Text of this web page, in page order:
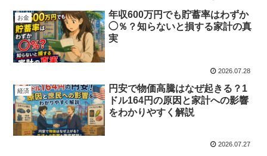
お金
年収600万円でも貯蓄率はわずか
◯％？知らないと損する家計の真
実
2026.07.28
経済
円安で物価高騰はなぜ起きる？1
ドル164円の原因と家計への影響
をわかりやすく解説
2026.07.27